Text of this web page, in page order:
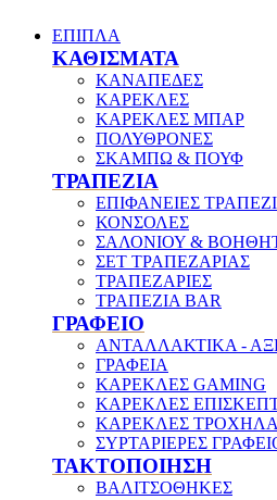
ΕΠΙΠΛΑ
ΚΑΘΙΣΜΑΤΑ
ΚΑΝΑΠΕΔΕΣ
ΚΑΡΕΚΛΕΣ
ΚΑΡΕΚΛΕΣ ΜΠΑΡ
ΠΟΛΥΘΡΟΝΕΣ
ΣΚΑΜΠΩ & ΠΟΥΦ
ΤΡΑΠΕΖΙΑ
ΕΠΙΦΑΝΕΙΕΣ
ΚΟΝΣΟΛΕΣ
ΣΑΛΟΝΙΟΥ &
ΣΕΤ ΤΡΑΠΕΖΑΡΙΑΣ
ΤΡΑΠΕΖΑΡΙΕΣ
ΤΡΑΠΕΖΙΑ BAR
ΓΡΑΦΕΙΟ
ΑΝΤΑΛΛΑΚΤΙΚΑ -
ΓΡΑΦΕΙΑ
ΚΑΡΕΚΛΕΣ GAMING
ΚΑΡΕΚΛΕΣ
ΚΑΡΕΚΛΕΣ
ΣΥΡΤΑΡΙΕΡΕΣ
ΤΑΚΤΟΠΟΙΗΣΗ
ΒΑΛΙΤΣΟΘΗΚΕΣ